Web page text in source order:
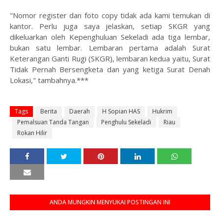
"Nomor register dan foto copy tidak ada kami temukan di
kantor. Perlu juga saya jelaskan, setiap SKGR yang
dikeluarkan oleh Kepenghuluan Sekeladi ada tiga lembar,
bukan satu lembar. Lembaran pertama adalah Surat
Keterangan Ganti Rugi (SKGR), lembaran kedua yaitu, Surat
Tidak Pernah Bersengketa dan yang ketiga Surat Denah
Lokasi," tambahnya.***
Tags Berita Daerah H Sopian HAS
Hukrim
Pemalsuan Tanda Tangan
Penghulu Sekeladi
Riau
Rokan Hilir
ANDA MUNGKIN MENYUKAI POSTINGAN INI